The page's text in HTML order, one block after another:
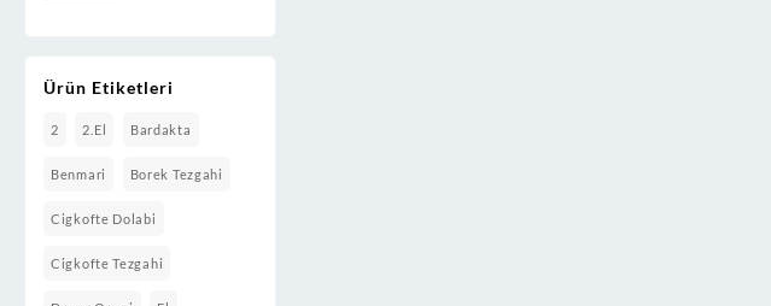
Ürün Etiketleri
2 2.el Bardakta
Benmari Borek Tezgahi
Cigkofte Dolabi
Cigkofte Tezgahi